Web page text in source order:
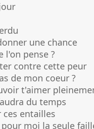
une chance
l'on pense ?
contre cette peur
de mon coeur ?
t'aimer
du temps
entailles
moi la seule